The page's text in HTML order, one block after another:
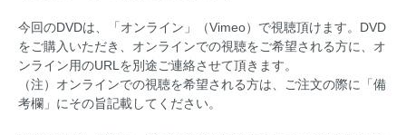
今回のDVDは、「オンライン」（Vimeo）で視聴頂けます。DVD
をご購入いただき、オンラインでの視聴をご希望される方に、オ
ンライン用のURLを別途ご連絡させて頂きます。
（注）オンラインでの視聴を希望される方は、ご注文の際に「備
考欄」にその旨記載してください。